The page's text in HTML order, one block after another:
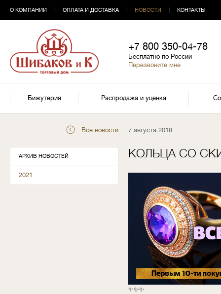
О КОМПАНИИ ОПЛАТА И ДОСТАВКА НОВОСТИ КОНТАКТЫ
+7 800 350-04-78
Бесплатно по России
Перезвоните мне
Бижутерия Распродажа и уценка
Все новости
АРХИВ НОВОСТЕЙ
2021
7 августа 2018
КОЛЬЦА СО
✨✨✨